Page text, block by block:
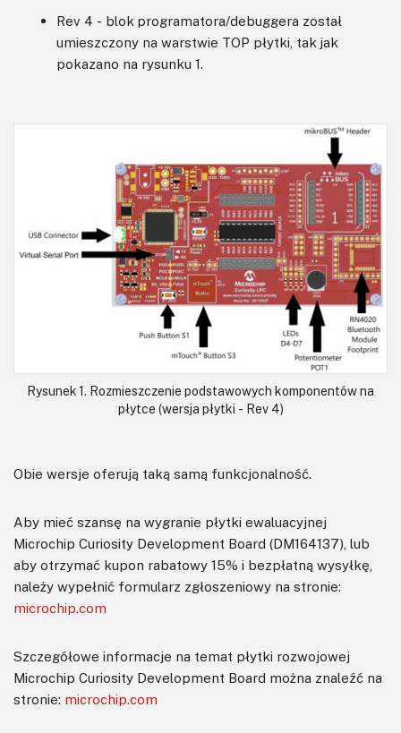
Rev 4 - blok programatora/debuggera został
umieszczony na warstwie TOP płytki, tak jak
pokazano na rysunku 1.
Rysunek 1. Rozmieszczenie podstawowych komponentów na
płytce (wersja płytki - Rev 4)
Obie wersje oferują taką samą funkcjonalność.
Aby mieć szansę na wygranie płytki ewaluacyjnej
Microchip Curiosity Development Board (DM164137), lub
aby otrzymać kupon rabatowy 15% i bezpłatną wysyłkę,
należy wypełnić formularz zgłoszeniowy na stronie:
microchip.com
Szczegółowe informacje na temat płytki rozwojowej
Microchip Curiosity Development Board można znaleźć na
stronie: microchip.com